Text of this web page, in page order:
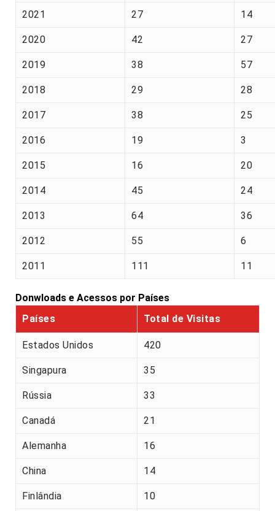
2021 27 14
2020 42 27
2019 38 57
2018 29 28
2017 38 25
2016 19 3
2015 16 20
2014 45 24
2013 64 36
2012 55 6
2011 111 11
Donwloads e Acessos por Países
Países
Total de Visitas
Estados Unidos 420
Singapura 35
Rússia 33
Canadá 21
Alemanha 16
China 14
Finlândia 10